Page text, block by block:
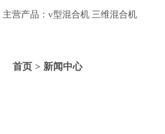
主营产品：v型混合机 三维混合机
首页 > 新闻中心